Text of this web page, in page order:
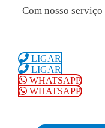
Com nosso
LIGAR
LIGAR
WHATSAPP
WHATSAPP